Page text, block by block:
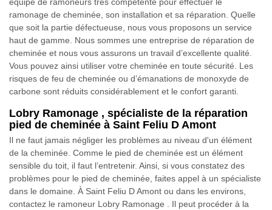
équipe de ramoneurs très compétente pour effectuer le
ramonage de cheminée, son installation et sa réparation. Quelle
que soit la partie défectueuse, nous vous proposons un service
haut de gamme. Nous sommes une entreprise de réparation de
cheminée et nous vous assurons un travail d’excellente qualité.
Vous pouvez ainsi utiliser votre cheminée en toute sécurité. Les
risques de feu de cheminée ou d’émanations de monoxyde de
carbone sont réduits considérablement et le confort garanti.
Lobry Ramonage , spécialiste de la réparation
pied de cheminée à Saint Feliu D Amont
Il ne faut jamais négliger les problèmes au niveau d'un élément
de la cheminée. Comme le pied de cheminée est un élément
sensible du toit, il faut l’entretenir. Ainsi, si vous constatez des
problèmes pour le pied de cheminée, faites appel à un spécialiste
dans le domaine. À Saint Feliu D Amont ou dans les environs,
contactez le ramoneur Lobry Ramonage . Il peut procéder à la